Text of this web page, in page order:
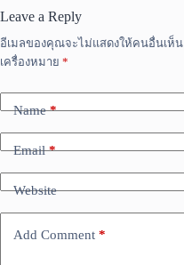
Leave a Reply
อีเมลของคุณจะไม่แสดงให้คนอื่นเห็น
เครื่องหมาย *
Name*
Email*
Website
Add Comment *